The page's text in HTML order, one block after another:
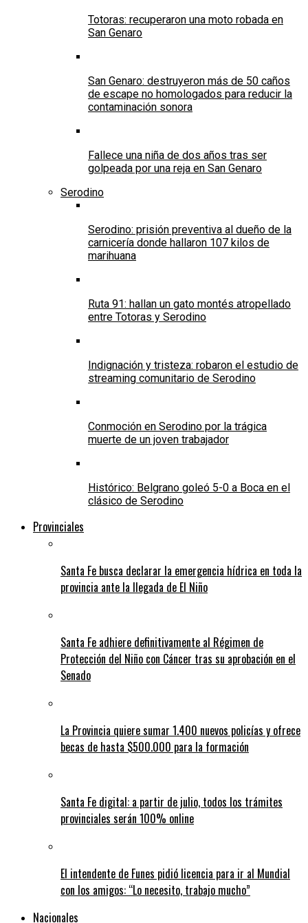
Totoras: recuperaron una moto robada en
San Genaro
San Genaro: destruyeron más de 50 caños
de escape no homologados para reducir la
contaminación sonora
Fallece una niña de dos años tras ser
golpeada por una reja en San Genaro
Serodino
Serodino: prisión preventiva al dueño de la
carnicería donde hallaron 107 kilos de
marihuana
Ruta 91: hallan un gato montés atropellado
entre Totoras y Serodino
Indignación y tristeza: robaron el estudio de
streaming comunitario de Serodino
Conmoción en Serodino por la trágica
muerte de un joven trabajador
Histórico: Belgrano goleó 5-0 a Boca en el
clásico de Serodino
Provinciales
Santa Fe busca declarar la emergencia hídrica en toda la
provincia ante la llegada de El Niño
Santa Fe adhiere definitivamente al Régimen de
Protección del Niño con Cáncer tras su aprobación en el
Senado
La Provincia quiere sumar 1.400 nuevos policías y ofrece
becas de hasta $500.000 para la formación
Santa Fe digital: a partir de julio, todos los trámites
provinciales serán 100% online
El intendente de Funes pidió licencia para ir al Mundial
con los amigos: “Lo necesito, trabajo mucho”
Nacionales